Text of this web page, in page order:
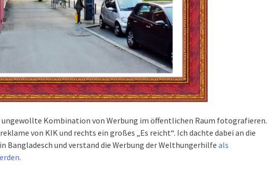
Kombination von Werbung im öffentlichen Raum fotografieren.
von KIK und rechts ein großes „Es reicht“. Ich dachte dabei an die
Bangladesch und verstand die Werbung der Welthungerhilfe als